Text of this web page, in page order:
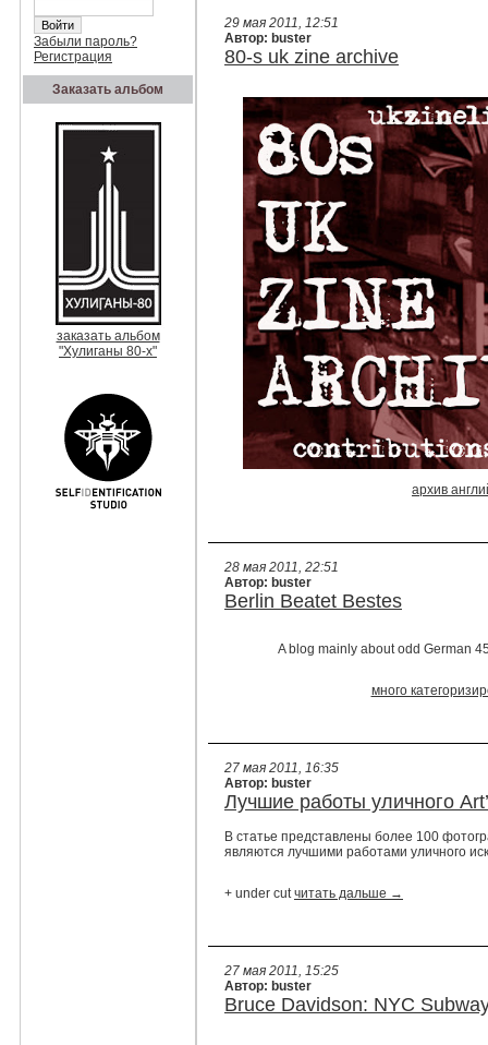
Забыли пароль?
Регистрация
Заказать альбом
заказать альбом
"Хулиганы 80-х"
29 мая 2011, 12:51
Автор: buster
80-s uk zine archive
архив
28 мая 2011, 22:51
Автор: buster
Berlin Beatet Bestes
A blog mainly about odd German
много
27 мая 2011, 16:35
Автор: buster
Лучшие работы уличного
В статье представлены более 100
являются лучшими работами уличного
+ under cutчитать дальше →
27 мая 2011, 15:25
Автор: buster
Bruce Davidson: NYC